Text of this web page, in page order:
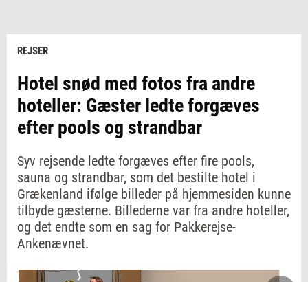
REJSER
Hotel snød med fotos fra andre
hoteller: Gæster ledte forgæves
efter pools og strandbar
Syv rejsende ledte forgæves efter fire pools,
sauna og strandbar, som det bestilte hotel i
Grækenland ifølge billeder på hjemmesiden kunne
tilbyde gæsterne. Billederne var fra andre hoteller,
og det endte som en sag for Pakkerejse-
Ankenævnet.